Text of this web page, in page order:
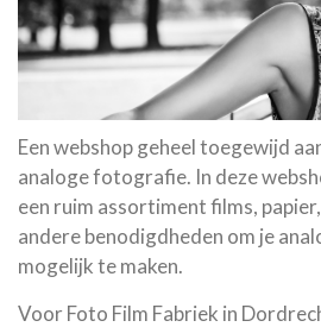
Een webshop geheel toegewijd
analoge fotografie. In deze
een ruim assortiment films,
andere benodigdheden om je
mogelijk te maken.
Voor Foto Film Fabriek in